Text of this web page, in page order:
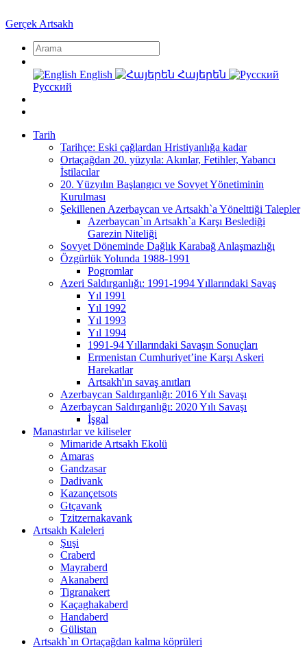
Gerçek Artsakh
English
Հայերեն
Русский
Tarih
Tarihçe: Eski çağlardan Hristiyanlığa kadar
Ortaçağdan 20. yüzyıla: Akınlar, Fetihler, Yabancı
İstilacılar
20. Yüzyılın Başlangıcı ve Sovyet Yönetiminin
Kurulması
Şekillenen Azerbaycan ve Artsakh`a Yönelttiği Talepler
Azerbaycan`ın Artsakh`a Karşı Beslediği
Garezin Niteliği
Sovyet Döneminde Dağlık Karabağ Anlaşmazlığı
Özgürlük Yolunda 1988-1991
Pogromlar
Azeri Saldırganlığı: 1991-1994 Yıllarındaki Savaş
Yıl 1991
Yıl 1992
Yıl 1993
Yıl 1994
1991-94 Yıllarındaki Savaşın Sonuçları
Ermenistan Cumhuriyet’ine Karşı Askeri
Harekatlar
Artsakh'ın savaş anıtları
Azerbaycan Saldırganlığı: 2016 Yılı Savaşı
Azerbaycan Saldırganlığı: 2020 Yılı Savaşı
İşgal
Manastırlar ve kiliseler
Mimaride Artsakh Ekolü
Amaras
Gandzasar
Dadivank
Kazançetsots
Gtçavank
Tzitzernakavank
Artsakh Kaleleri
Şuşi
Craberd
Mayraberd
Akаnaberd
Tigranakert
Kaçaghakaberd
Handaberd
Gülistan
Artsakh`ın Ortaçağdan kalma köprüleri